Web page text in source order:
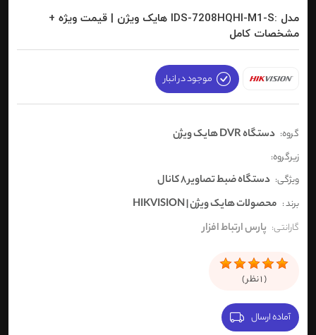
مدل :IDS-7208HQHI-M1-S هایک ویژن | قیمت ویژه +
مشخصات کامل
موجود در انبار
گروه: دستگاه DVR هایک ویژن
زیرگروه:
ویژگی: دستگاه ضبط تصاویر 8 کانال
برند : محصولات هایک ویژن | HIKVISION
گارانتی: پارس ارتباط افزار
(
1نظر )
آماده ارسال